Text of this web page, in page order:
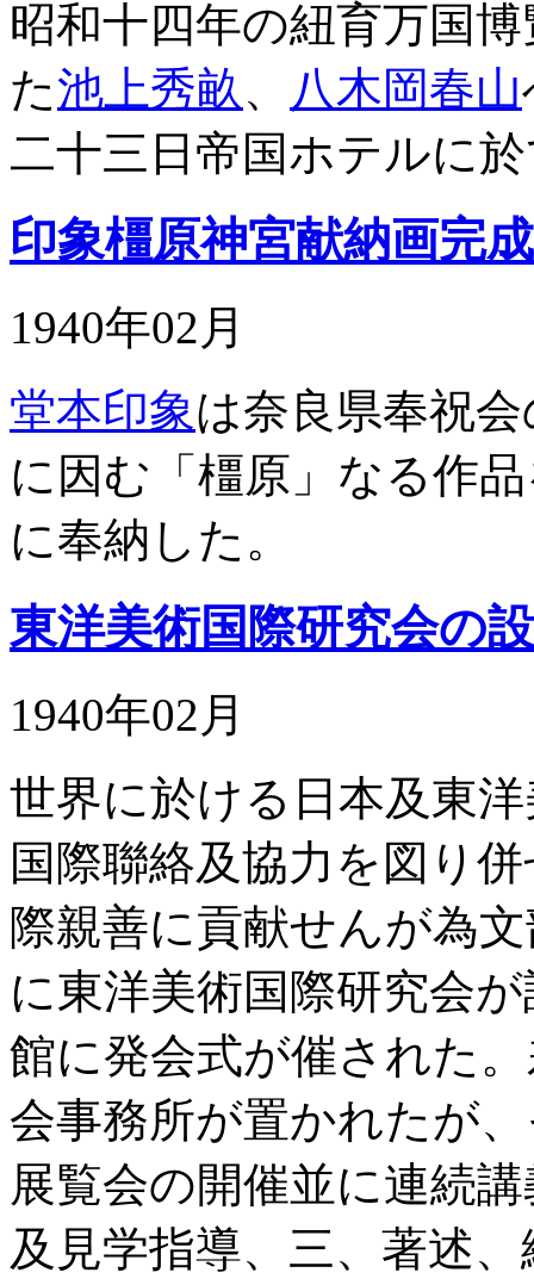
昭和十四年の紐育万国
た池上秀畝 、 八木岡春山
二十三日帝国ホテルに
印象橿原神宮献納画完成
1940年02月
堂本印象は奈良県奉祝
に因む「橿原」なる作
に奉納した。
東洋美術国際研究会の
1940年02月
世界に於ける日本及東
国際聯絡及協力を図り
際親善に貢献せんが為
に東洋美術国際研究会
館に発会式が催された
会事務所が置かれたが
展覧会の開催並に連続
及見学指導、三、著述